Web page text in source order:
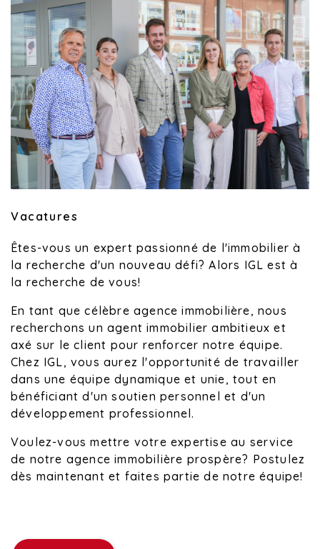
Vacatures
Êtes-vous un expert passionné de l'immobilier à
la recherche d'un nouveau défi? Alors IGL est à
la recherche de vous!
En tant que célèbre agence immobilière, nous
recherchons un agent immobilier ambitieux et
axé sur le client pour renforcer notre équipe.
Chez IGL, vous aurez l'opportunité de travailler
dans une équipe dynamique et unie, tout en
bénéficiant d'un soutien personnel et d'un
développement professionnel.
Voulez-vous mettre votre expertise au service
de notre agence immobilière prospère? Postulez
dès maintenant et faites partie de notre équipe!